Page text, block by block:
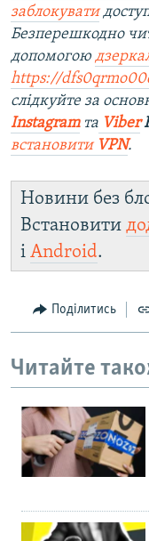
заблокувати
Безперешкодно
допомогою
https://
слідкуйте за
Instagramта Viber
встановити VPN.
Новини без
Встановити
і Android.
Поділитись
Читайте